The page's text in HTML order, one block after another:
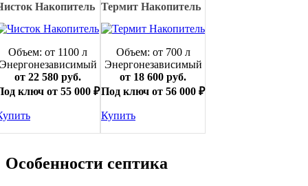
Накопитель
Объем: от 1100 л
от 22 580 руб.
ключ от 55 000 ₽
Термит Накопитель
Объем: от 700 л
Энергонезависимый
от 18 600 руб.
Под ключ от 56 000 ₽
Купить
Особенности септика